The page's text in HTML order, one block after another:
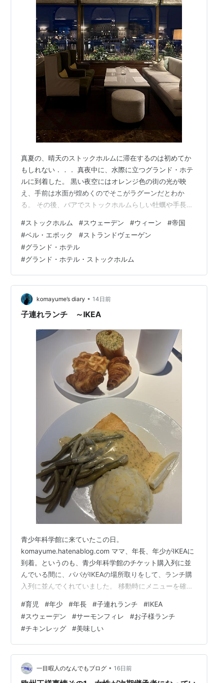
真夏の、晴天のストックホルムに滞在するのは初めてか
もしれない．．． 真夜中に、水際に立つグランド・ホテ
ルに到着した。 黒い夜空にはオレンジ色の街の光が映
え、手前は水面が煌めくのでそこがラグーンだとわか
る。 その後、バアでストックホルムらしい牡蠣や手長海
ついた。 もう夜が明け始めていた。 白夜．．． 厳密に
は白夜ではないが、そんなロマンティックな言葉が浮か
んで消えていく。 青紫の光のなかに、対岸の建物が少し
ずつ姿を現す。 大きなファサード、規則正しく並ぶ窓、
銅色の屋根、尖塔、ドーム。 眠っていた街が、帝国的な
建築として、徐々に立ち上がってきた。 …
#ストックホルム #スウェーデン #ウィーン #帝国
#ベル・エポック #ストランドヴェーゲン
#グランド・ホテル
#グランド・ホテル・ストックホルム
komayume’s diary • 14日前
子連れランチ ～IKEA
青少年科学館に来ていたこの日。
komayume.hatenablog.com ママ、年長、年少がIKEAに
到着。というのも、青少年科学館のチケット購入列に並
んでいる間に、パパがIKEAの場所取りをして、ランチ購
入列に並んでくれていました。 移動時にメニューを確
ィレ レモンディルソースを注文。 パパはチキンレッグ特
製ジンジャーソース。子供たちはキッズプレートを1皿づ
つ。 サーモンフィレ ママのサーモンフィレがこちら。
美味しいんだけどね、ちょっと量的には物足りないか
な。。。 次からはカレーとファラフェルボールとかにし
ようかな？？？ ってかフ…
#育児 #年少 #年長 #子連れランチ #IKEA
#スウェーデン #サーモンフィレ #お子様ランチ
#チキンレッグ #美味しい
一目暇人のなんでもブログ • 16日前